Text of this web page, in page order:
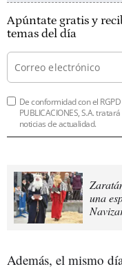
Apúntate gratis y
temas del día
De conformidad con el RGPD
PUBLICACIONES, S.A.
noticias de actualidad.
una
Además, el mismo